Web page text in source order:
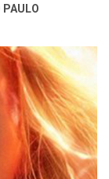
PAULO